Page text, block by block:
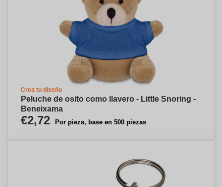
Crea tu diseño
Peluche de osito como llavero - Little Snoring -
Beneixama
€2,72 Por pieza, base en 500 piezas